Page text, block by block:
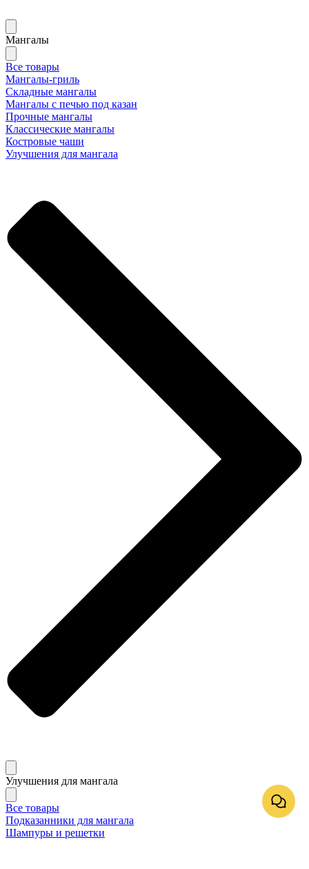
Мангалы
Все товары
Мангалы-гриль
Складные мангалы
Мангалы с печью под казан
Прочные мангалы
Классические мангалы
Костровые чаши
Улучшения для мангала
Улучшения для мангала
Все товары
Подказанники для мангала
Шампуры и решетки